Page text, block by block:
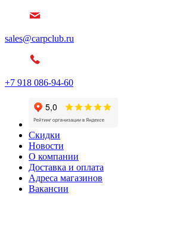
sales@carpclub.ru
+7 918 086-94-60
Скидки
Новости
О компании
Доставка и оплата
Адреса магазинов
Вакансии